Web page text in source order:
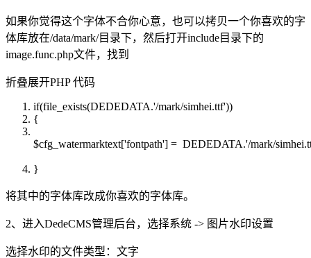
如果你觉得这个字体不合你心意，也可以拷贝一个你喜欢的字
体库放在/data/mark/目录下，然后打开include目录下的
image.func.php文件，找到
折叠展开PHP 代码
if(file_exists(DEDEDATA.'/mark/simhei.ttf'))
{
$cfg_watermarktext['fontpath'] = DEDEDATA.'/mark/
}
将其中的字体库改成你喜欢的字体库。
2、进入DedeCMS管理后台，选择系统 -> 图片水印设置
选择水印的文件类型：文字